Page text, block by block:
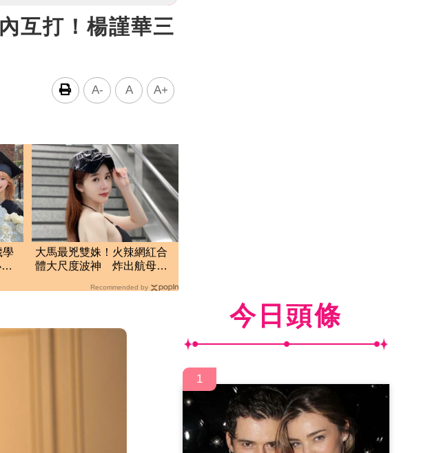
互打！楊謹華三
A- A A+
學
大馬最兇雙姝！火辣網紅合
體大尺度波神 炸出航母級
Recommended by
今日頭條
1